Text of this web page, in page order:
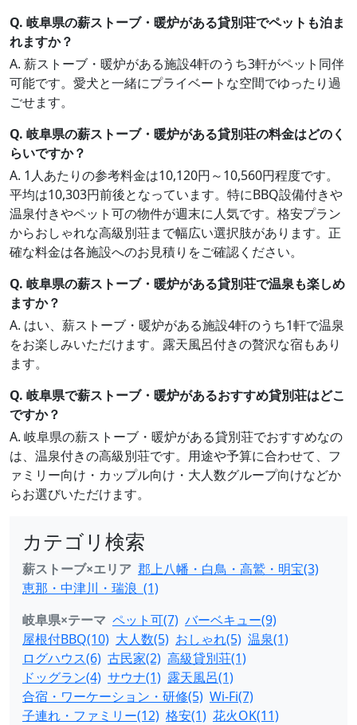
Q. 岐阜県の薪ストーブ・暖炉がある貸別荘でペットも泊ま
れますか？
A. 薪ストーブ・暖炉がある施設4軒のうち3軒がペット同伴
可能です。愛犬と一緒にプライベートな空間でゆったり過
ごせます。
Q. 岐阜県の薪ストーブ・暖炉がある貸別荘の料金はどのく
らいですか？
A. 1人あたりの参考料金は10,120円～10,560円程度です。
平均は10,303円前後となっています。特にBBQ設備付きや
温泉付きやペット可の物件が週末に人気です。格安プラン
からおしゃれな高級別荘まで幅広い選択肢があります。正
確な料金は各施設へのお見積りをご確認ください。
Q. 岐阜県の薪ストーブ・暖炉がある貸別荘で温泉も楽しめ
ますか？
A. はい、薪ストーブ・暖炉がある施設4軒のうち1軒で温泉
をお楽しみいただけます。露天風呂付きの贅沢な宿もあり
ます。
Q. 岐阜県で薪ストーブ・暖炉があるおすすめ貸別荘はどこ
ですか？
A. 岐阜県の薪ストーブ・暖炉がある貸別荘でおすすめなの
は、温泉付きの高級別荘です。用途や予算に合わせて、フ
ァミリー向け・カップル向け・大人数グループ向けなどか
らお選びいただけます。
カテゴリ検索
薪ストーブ×エリア 郡上八幡・白鳥・高鷲・明宝(3)
恵那・中津川・瑞浪 (1)
岐阜県×テーマ ペット可(7) バーベキュー(9)
屋根付BBQ(10) 大人数(5) おしゃれ(5) 温泉(1)
ログハウス(6) 古民家(2) 高級貸別荘(1)
ドッグラン(4) サウナ(1) 露天風呂(1)
合宿・ワーケーション・研修(5) Wi-Fi(7)
子連れ・ファミリー(12) 格安(1) 花火OK(11)